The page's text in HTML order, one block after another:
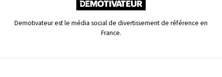
Demotivateur est le média social de divertissement de référence en
France.